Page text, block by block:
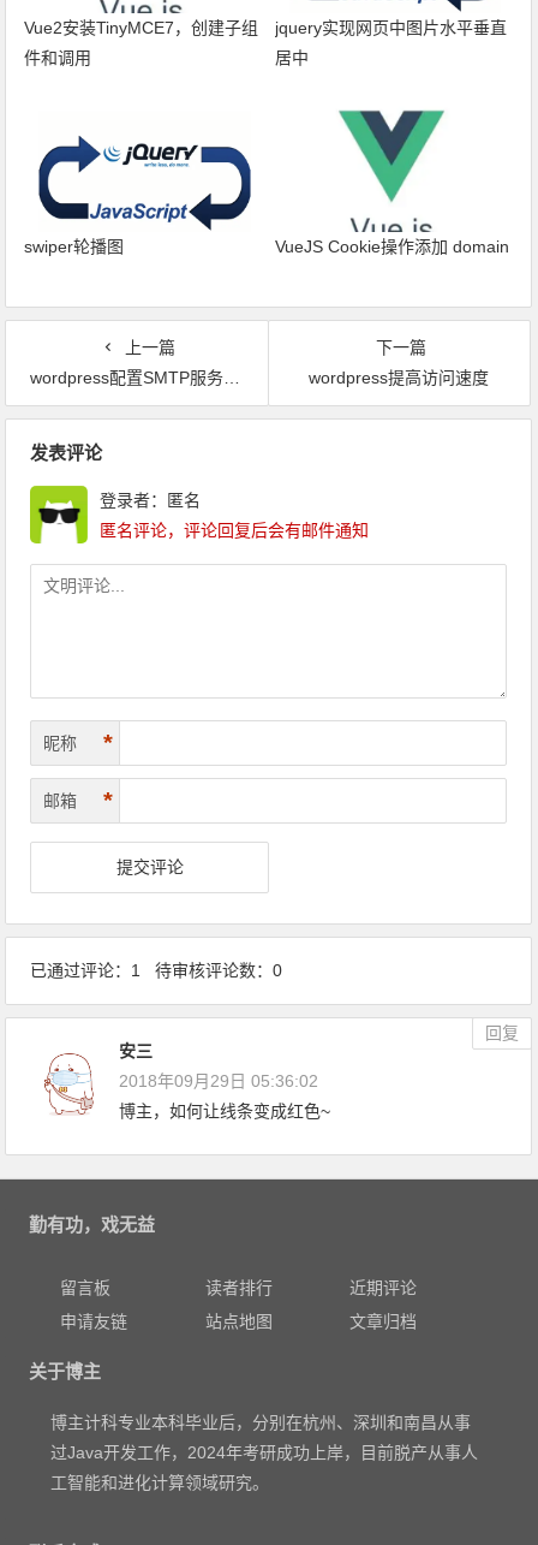
Vue2安装TinyMCE7，创建子组
件和调用
jquery实现网页中图片水平垂直
居中
swiper轮播图 VueJS Cookie操作添加 domain
上一篇
wordpress配置SMTP服务发送邮件(qq邮箱)
下一篇
wordpress提高访问速度
发表评论
登录者：匿名
匿名评论，评论回复后会有邮件通知
昵称 *
邮箱 *
已通过评论：1 待审核评论数：0
安三
回复
2018年09月29日 05:36:02
博主，如何让线条变成红色~
勤有功，戏无益
留言板 读者排行
近期评论
申请友链
站点地图 文章归档
关于博主
博主计科专业本科毕业后，分别在杭州、深圳和南昌从事
过Java开发工作，2024年考研成功上岸，目前脱产从事人
工智能和进化计算领域研究。